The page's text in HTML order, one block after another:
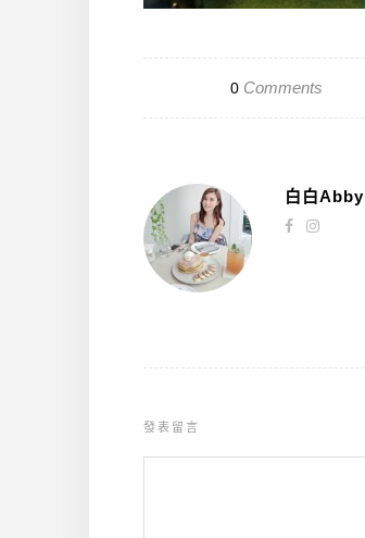
0Comments
白白Abby
發表留言